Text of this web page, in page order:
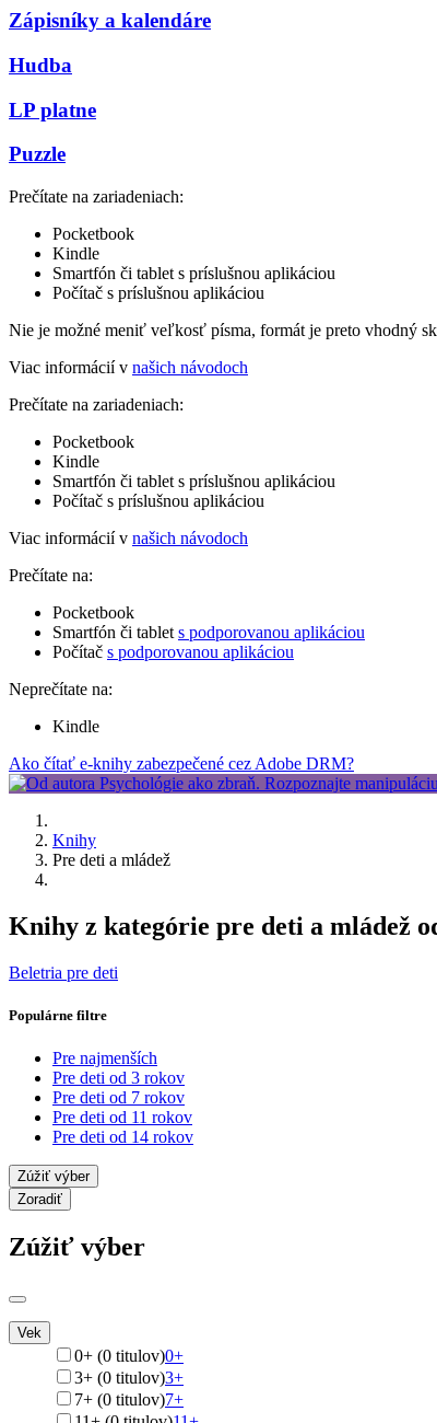
Zápisníky a kalendáre
Hudba
LP platne
Puzzle
Prečítate na zariadeniach:
Pocketbook
Kindle
Smartfón či tablet s príslušnou aplikáciou
Počítač s príslušnou aplikáciou
Nie je možné meniť veľkosť písma, formát je preto vhodný
Viac informácií v našich návodoch
Prečítate na zariadeniach:
Pocketbook
Kindle
Smartfón či tablet s príslušnou aplikáciou
Počítač s príslušnou aplikáciou
Viac informácií v našich návodoch
Prečítate na:
Pocketbook
Smartfón či tablet s podporovanou aplikáciou
Počítač s podporovanou aplikáciou
Neprečítate na:
Kindle
Ako čítať e-knihy zabezpečené cez Adobe DRM?
Knihy
Pre deti a mládež
Knihy z kategórie pre deti a mládež
Beletria pre deti
Populárne filtre
Pre najmenších
Pre deti od 3 rokov
Pre deti od 7 rokov
Pre deti od 11 rokov
Pre deti od 14 rokov
Zúžiť výber
Zoradiť
Zúžiť výber
Vek
0+ (0 titulov)0+
3+ (0 titulov)3+
7+ (0 titulov)7+